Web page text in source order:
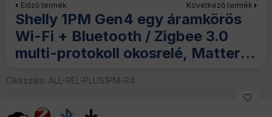
Előző termék Következő termék
Shelly 1PM Gen4 egy áramkörös
Wi-Fi + Bluetooth / Zigbee 3.0
multi-protokoll okosrelé, Matter
méréssel (16A)
Cikkszám: ALL-REL-PLUS1PM-R4